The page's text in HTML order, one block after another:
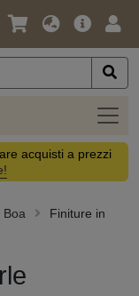
Lingua
Valuta
Offerta
acquisti a prezzi
Boa
Finiture in